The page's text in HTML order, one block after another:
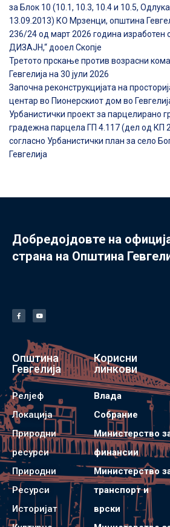
за Блок 10 (10.1, 10.3, 10.4 и 10.5,
13.09.2013) КО Мрзенци, општина
236/24 од март 2026 година
ДИЗАЈН,“ дооел Скопје
Третото прскање против возрасни
Гевгелија на 30 јули 2026
Започна реконструкцијата на
центар во Пионерскиот дом во
Урбанистички проект за парцелирано
градежна парцела ГП 4.117 (дел од КП
согласно Урбанистички план за село
Гевгелија
Добредојдовте на
страна на Општина
Општина
Гевгелија
Релјеф
Локација
Природни
ресурси
Природни
Ресурси
Историјат
Корисни
линкови
Влада
Собрание
Министерство
финансии
Министерство
транспорт и
врски